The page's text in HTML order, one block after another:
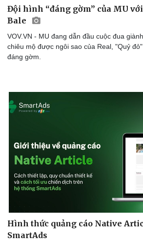
Dinh dưỡng - món ngon
Cây thuốc
Sản phụ khoa
Nhi khoa
Nam khoa
Làm đẹp - giảm cân
Nhà đẹp
Đội hình “đáng gờm” của MU
Bale
VOV.VN - MU đang dẫn đầu cuộc đua
chiêu mộ được ngôi sao của Real, "Quỷ
đáng gờm.
Hình thức quảng cáo Native
SmartAds